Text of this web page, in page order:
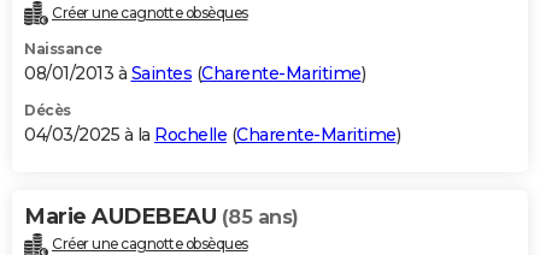
Créer une cagnotte obsèques
Naissance
08/01/2013 à Saintes (Charente-Maritime)
Décès
04/03/2025 à la Rochelle (Charente-Maritime)
Marie AUDEBEAU (85 ans)
Créer une cagnotte obsèques